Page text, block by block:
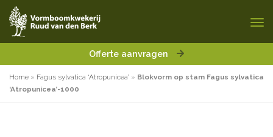
Offerte aanvragen
Home » Fagus sylvatica ‘Atropunicea’ » Blokvorm op stam Fagus sylvatica
‘Atropunicea’-1000